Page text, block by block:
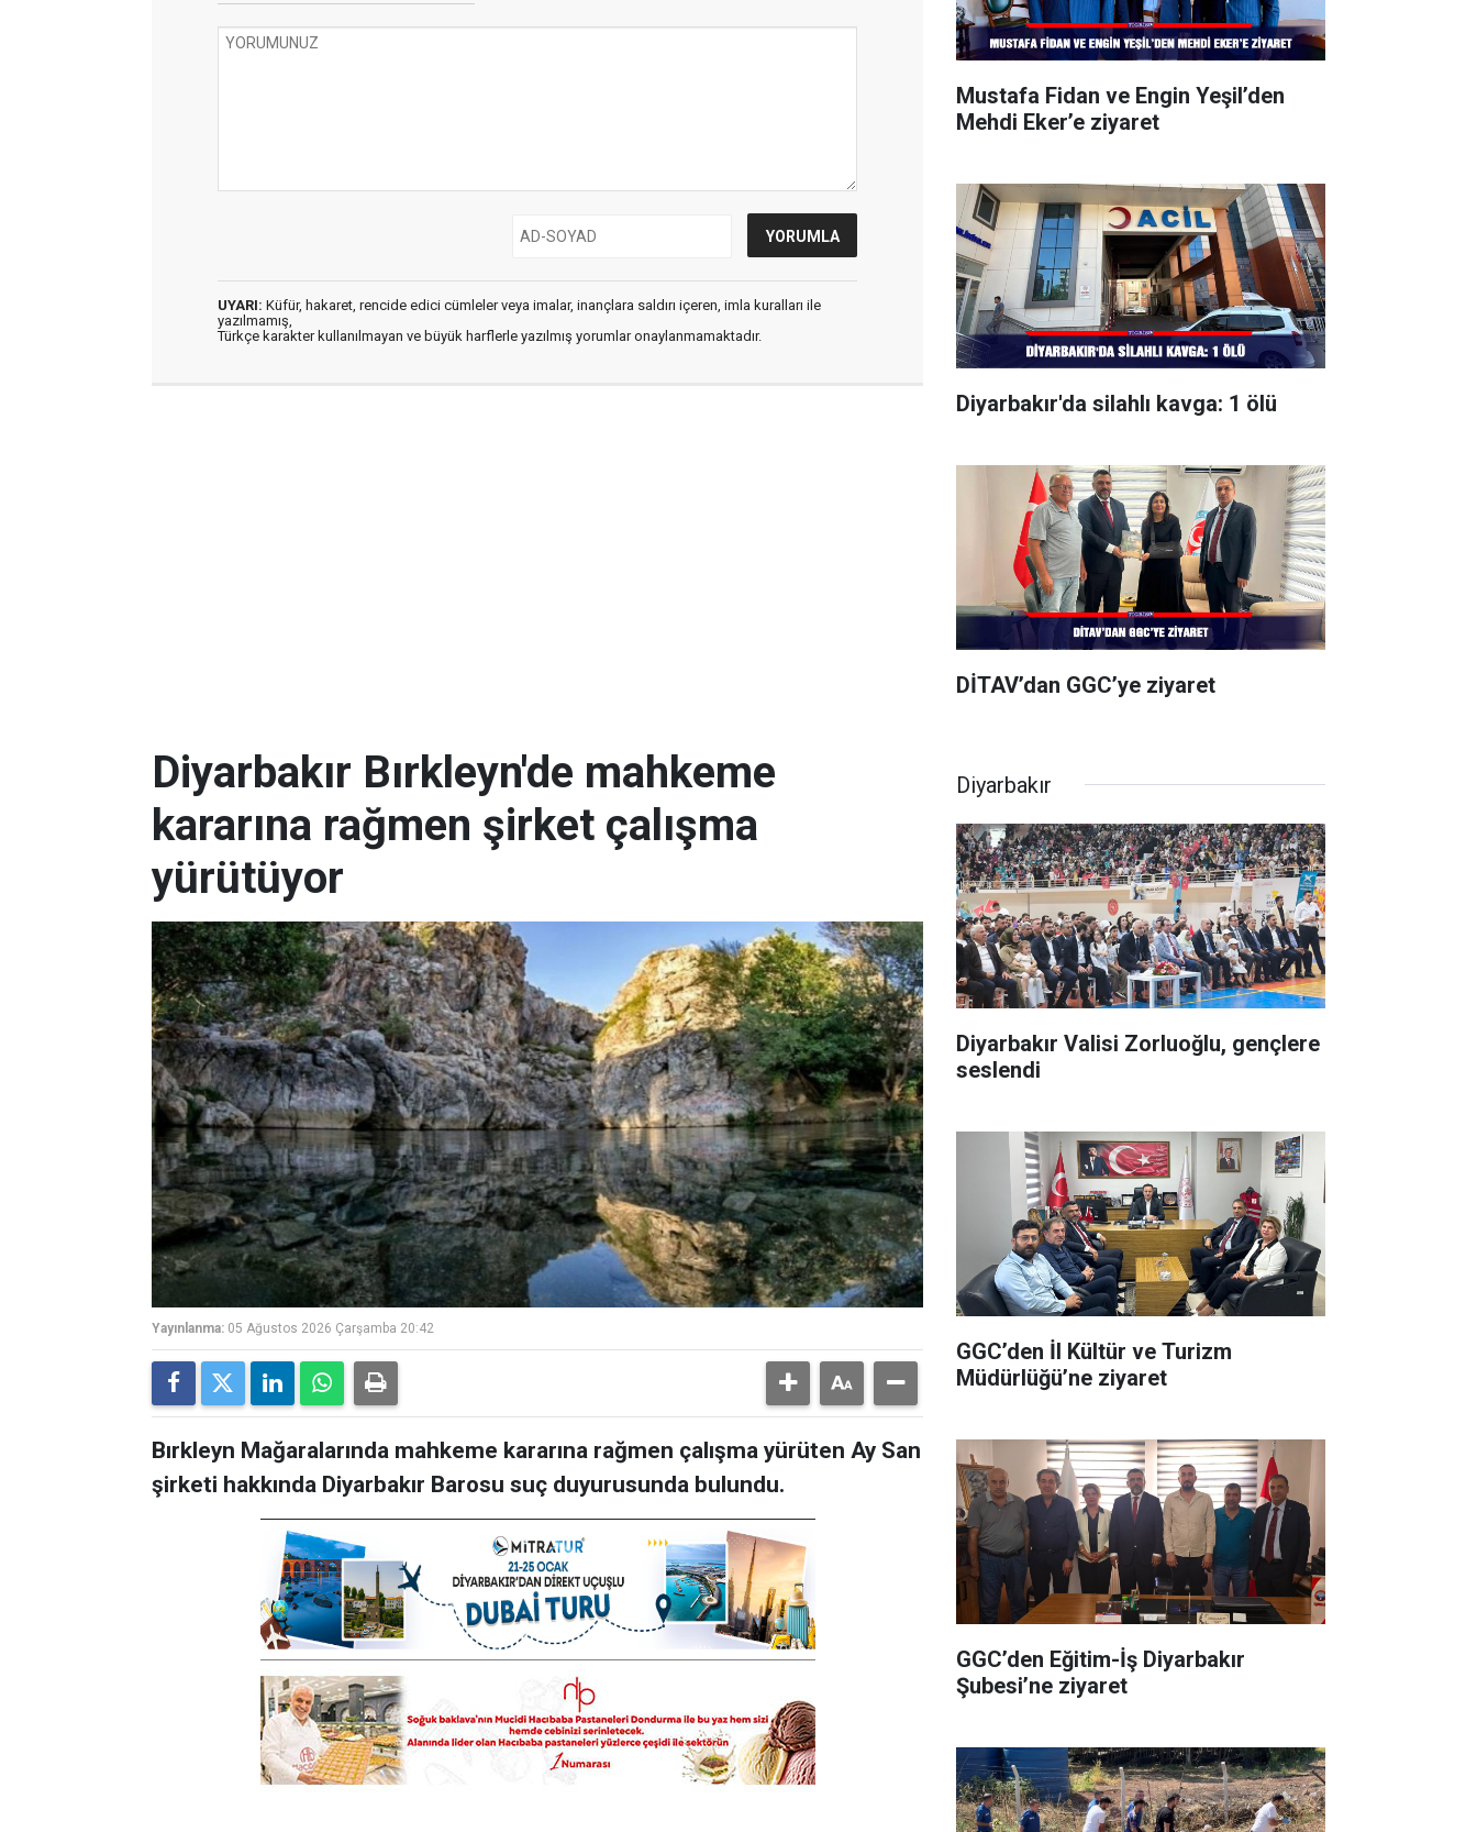
UYARI: Küfür, hakaret, rencide edici cümleler veya imalar, inançlara saldırı içeren, imla kuralları ile
yazılmamış,
Türkçe karakter kullanılmayan ve büyük harflerle yazılmış yorumlar onaylanmamaktadır.
Mustafa Fidan ve Engin Yeşil’den
Mehdi Eker’e ziyaret
Diyarbakır'da silahlı kavga: 1 ölü
DİTAV’dan GGC’ye ziyaret
Diyarbakır Bırkleyn'de mahkeme
kararına rağmen şirket çalışma
yürütüyor
Yayınlanma: 05 Ağustos 2026 Çarşamba 20:42
Bırkleyn Mağaralarında mahkeme kararına rağmen çalışma yürüten Ay San
şirketi hakkında Diyarbakır Barosu suç duyurusunda bulundu.
Diyarbakır
Diyarbakır Valisi Zorluoğlu, gençlere
seslendi
GGC’den İl Kültür ve Turizm
Müdürlüğü’ne ziyaret
GGC’den Eğitim-İş Diyarbakır
Şubesi’ne ziyaret